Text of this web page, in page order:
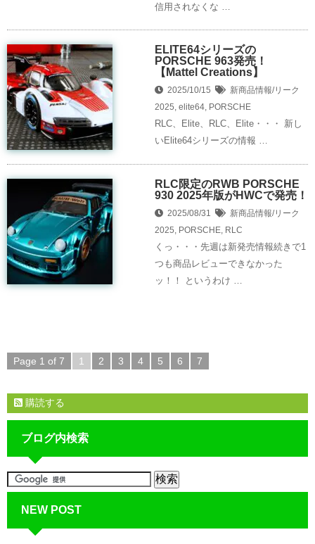
信用されなくな …
ELITE64シリーズの
PORSCHE 963発売！
【Mattel Creations】
2025/10/15
新商品情報/リーク
2025, elite64, PORSCHE
RLC、Elite、RLC、Elite・・・ 新し
いElite64シリーズの情報 …
RLC限定のRWB PORSCHE
930 2025年版がHWCで発売！
2025/08/31
新商品情報/リーク
2025, PORSCHE, RLC
くっ・・・先週は新発売情報続きで1
つも商品レビューできなかった
ッ！！ というわけ …
Page 1 of 7 1 2 3 4 5 6 7
購読する
ブログ内検索
NEW POST